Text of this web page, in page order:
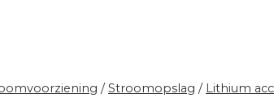
/ Stroomopslag / Lithium